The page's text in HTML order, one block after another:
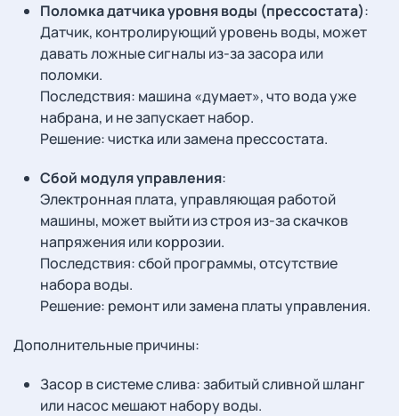
Поломка датчика уровня воды (прессостата):
Датчик, контролирующий уровень воды, может
давать ложные сигналы из-за засора или
поломки.
Последствия: машина «думает», что вода уже
набрана, и не запускает набор.
Решение: чистка или замена прессостата.
Сбой модуля управления:
Электронная плата, управляющая работой
машины, может выйти из строя из-за скачков
напряжения или коррозии.
Последствия: сбой программы, отсутствие
набора воды.
Решение: ремонт или замена платы управления.
Дополнительные причины:
Засор в системе слива: забитый сливной шланг
или насос мешают набору воды.